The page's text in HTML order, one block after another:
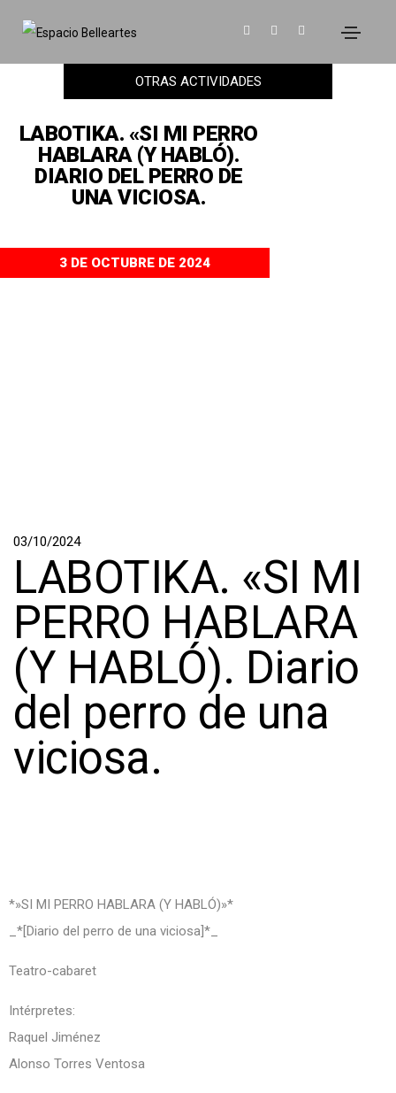
OTRAS ACTIVIDADES
LABOTIKA. «SI MI PERRO
HABLARA (Y HABLÓ).
DIARIO DEL PERRO DE
UNA VICIOSA.
3 DE OCTUBRE DE 2024
03/10/2024
LABOTIKA. «SI MI
PERRO HABLARA
(Y HABLÓ). Diario
del perro de una
viciosa.
*»SI MI PERRO HABLARA (Y HABLÓ)»*
_*[Diario del perro de una viciosa]*_
Teatro-cabaret
Intérpretes:
Raquel Jiménez
Alonso Torres Ventosa